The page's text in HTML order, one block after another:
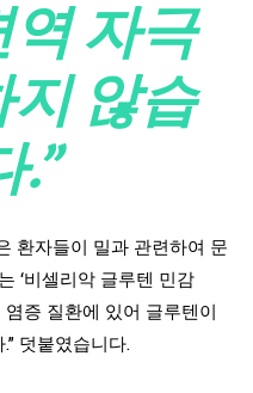
자극
않습
.”
환자들이 밀과 관련하여 문
‘비셀리악 글루텐 민감
증 질환에 있어 글루텐이
덧붙였습니다.